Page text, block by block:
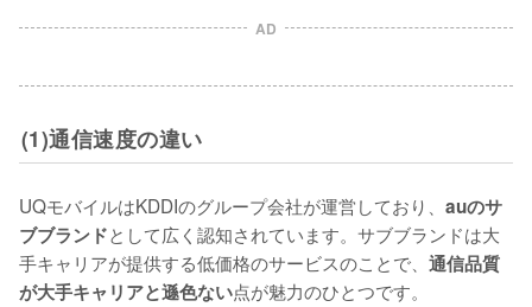
AD
(1)通信速度の違い
UQモバイルはKDDIのグループ会社が運営しており、 auのサ
ブブランドとして広く認知されています。サブブランドは大
手キャリアが提供する低価格のサービスのことで、 通信品質
が大手キャリアと遜色ない点が魅力のひとつです。